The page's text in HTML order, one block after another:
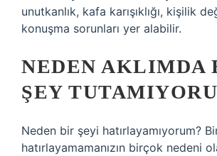
unutkanlık, kafa karışıklığı, kişilik
konuşma sorunları yer alabilir.
NEDEN AKLIMDA
ŞEY
Neden bir şeyi hatırlayamıyorum?
hatırlayamamanızın birçok nedeni